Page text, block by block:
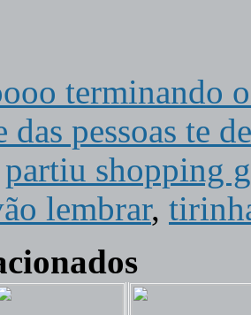
terminando
das pessoas te
partiu shopping
lembrar,